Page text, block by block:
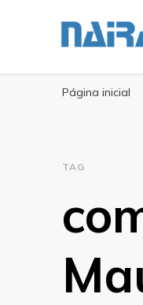
Blog
Página inicial
TAG